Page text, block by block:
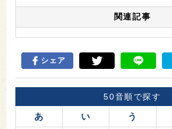
関連記事
シェア
50音順で探す
あ い う